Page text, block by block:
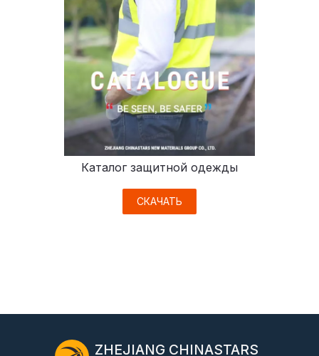
Каталог защитной одежды
СКАЧАТЬ
ZHEJIANG CHINASTARS